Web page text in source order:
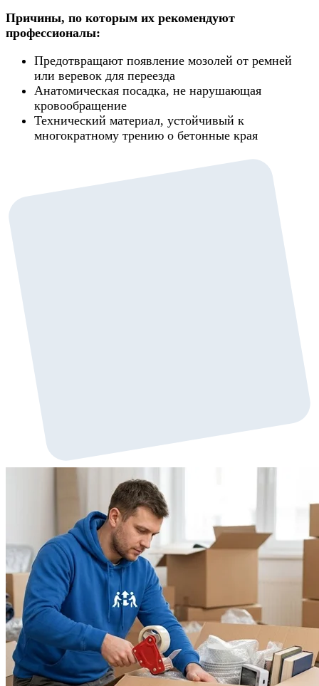
Причины, по которым их рекомендуют
профессионалы:
Предотвращают появление мозолей от ремней
или веревок для переезда
Анатомическая посадка, не нарушающая
кровообращение
Технический материал, устойчивый к
многократному трению о бетонные края